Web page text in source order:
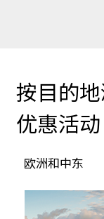
按目的
优惠活动
欧洲和中东